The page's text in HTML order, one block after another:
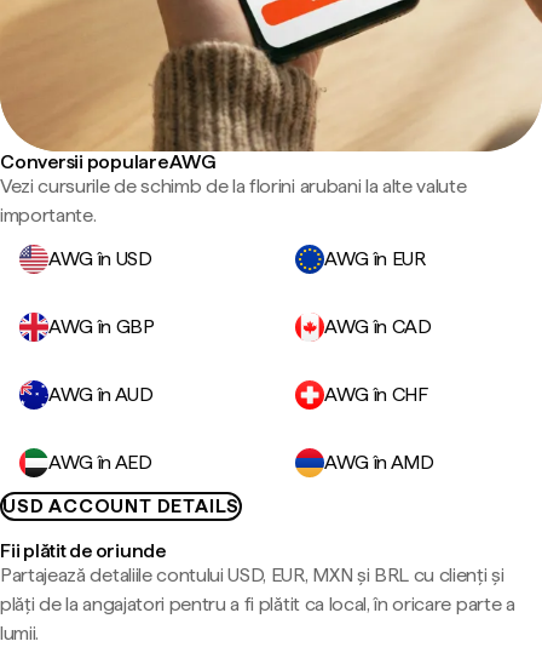
Conversii populare AWG
Vezi cursurile de schimb de la florini arubani la alte valute
importante.
AWG în USD
AWG în EUR
AWG în GBP AWG în CAD
AWG în AUD AWG în CHF
AWG în AED
AWG în AMD
USD ACCOUNT DETAILS
Fii plătit de oriunde
Partajează detaliile contului USD, EUR, MXN și BRL cu clienți și
plăți de la angajatori pentru a fi plătit ca local, în oricare parte a
lumii.